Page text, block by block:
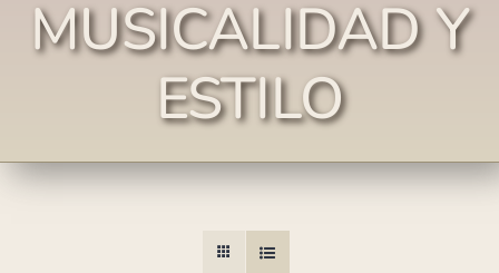
MUSICALIDAD Y
ESTILO